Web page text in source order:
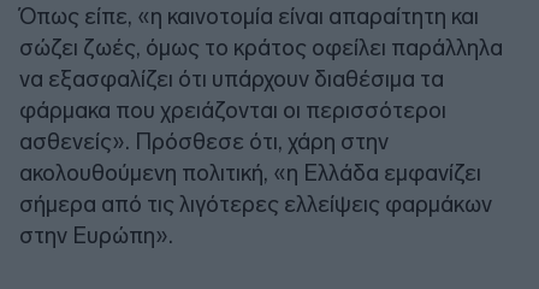
Όπως είπε, «η καινοτομία είναι απαραίτητη και
σώζει ζωές, όμως το κράτος οφείλει παράλληλα
να εξασφαλίζει ότι υπάρχουν διαθέσιμα τα
φάρμακα που χρειάζονται οι περισσότεροι
ασθενείς». Πρόσθεσε ότι, χάρη στην
ακολουθούμενη πολιτική, «η Ελλάδα εμφανίζει
σήμερα από τις λιγότερες ελλείψεις φαρμάκων
στην Ευρώπη».